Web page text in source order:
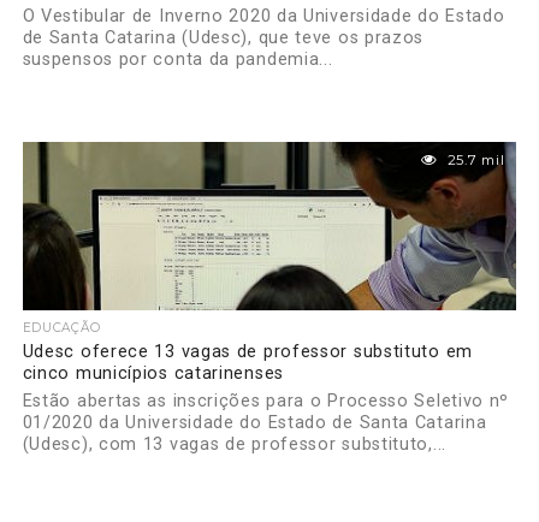
O Vestibular de Inverno 2020 da Universidade do Estado
de Santa Catarina (Udesc), que teve os prazos
suspensos por conta da pandemia...
25.7 mil
EDUCAÇÃO
Udesc oferece 13 vagas de professor substituto em
cinco municípios catarinenses
Estão abertas as inscrições para o Processo Seletivo nº
01/2020 da Universidade do Estado de Santa Catarina
(Udesc), com 13 vagas de professor substituto,...